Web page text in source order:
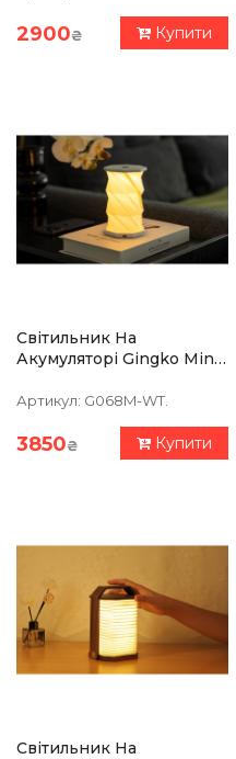
2900₴ Купити
Світильник На
Акумуляторі Gingko Mini
Артикул: G068M-WT.
3850₴ Купити
Світильник На